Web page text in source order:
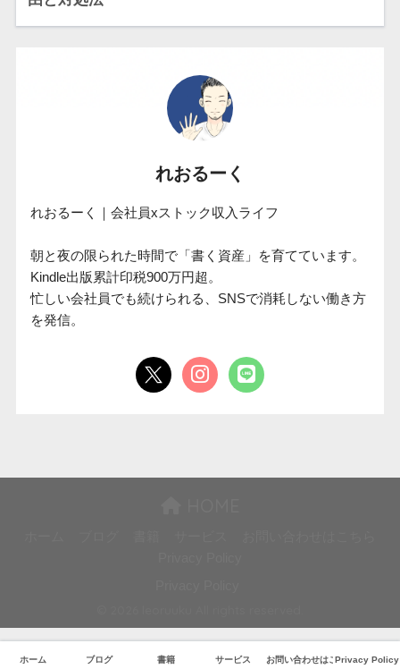
れおるーく
れおるーく｜会社員xストック収入ライフ
朝と夜の限られた時間で「書く資産」を育てています。
Kindle出版累計印税900万円超。
忙しい会社員でも続けられる、SNSで消耗しない働き方
を発信。
ホーム ブログ 書籍 サービス お問い合わせはこちらPrivacy Policy